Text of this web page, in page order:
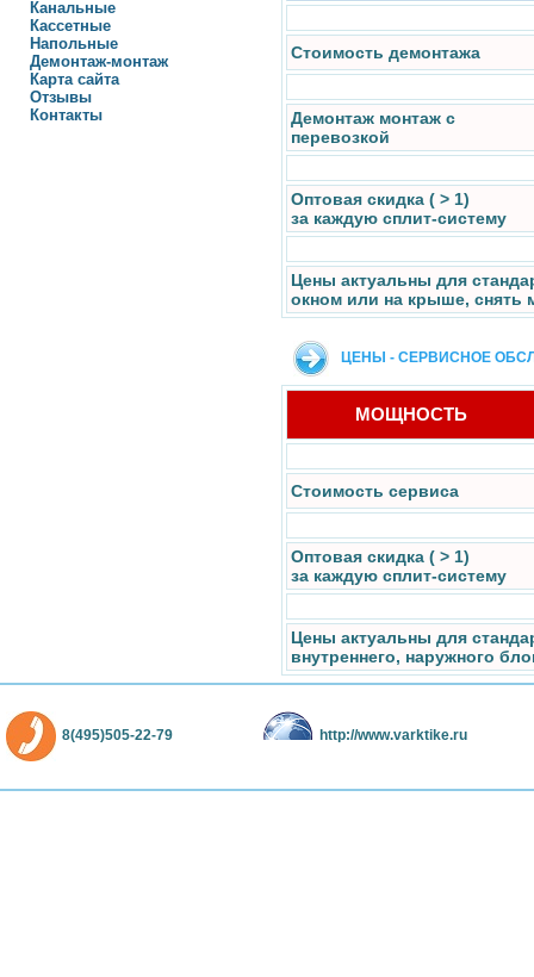
Канальные
Кассетные
Напольные
Демонтаж-монтаж
Карта сайта
Отзывы
Контакты
Стоимость демонтажа
Демонтаж монтаж с
перевозкой
Оптовая скидка ( > 1)
за каждую сплит-систему
Цены актуальны для
окном или на крыше, снять
ЦЕНЫ - СЕРВИСНОЕ
МОЩНОСТЬ
Стоимость сервиса
Оптовая скидка ( > 1)
за каждую сплит-систему
Цены актуальны для
внутреннего, наружного
8(495)505-22-79 http://www.varktike.ru